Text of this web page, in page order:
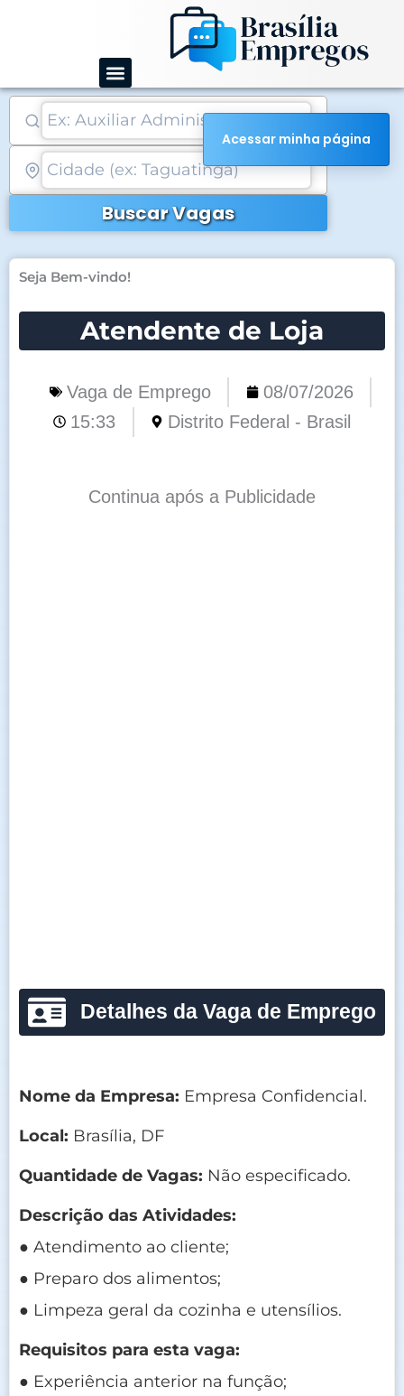
conteúdo
Buscar Vagas
Seja Bem-vindo!
Atendente de Loja
Vaga de Emprego
08/07/2026
15:33
Distrito Federal - Brasil
Continua após a Publicidade
Detalhes da Vaga de Emprego
Nome da Empresa: Empresa Confidencial.
Local: Brasília, DF
Quantidade de Vagas: Não especificado.
Descrição das Atividades:
● Atendimento ao cliente;
● Preparo dos alimentos;
● Limpeza geral da cozinha e utensílios.
Requisitos para esta vaga:
● Experiência anterior na função;
Acessar minha página